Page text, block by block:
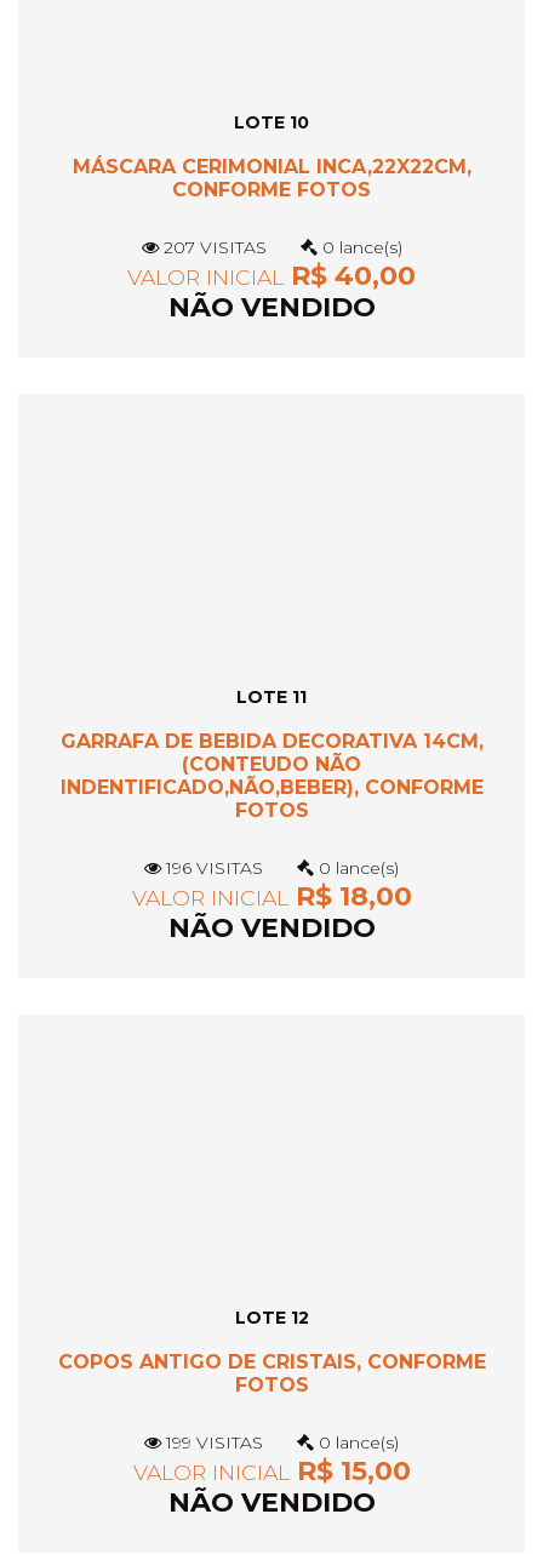
LOTE 10
MÁSCARA CERIMONIAL INCA,22X22CM,
CONFORME FOTOS
207 VISITAS 0 lance(s)
VALOR INICIAL
R$ 40,00
NÃO VENDIDO
LOTE 11
GARRAFA DE BEBIDA DECORATIVA 14CM,
(CONTEUDO NÃO
INDENTIFICADO,NÃO,BEBER), CONFORME
FOTOS
196 VISITAS 0 lance(s)
VALOR INICIAL R$ 18,00
NÃO VENDIDO
LOTE 12
COPOS ANTIGO DE CRISTAIS, CONFORME
FOTOS
199 VISITAS 0 lance(s)
VALOR INICIAL R$ 15,00
NÃO VENDIDO